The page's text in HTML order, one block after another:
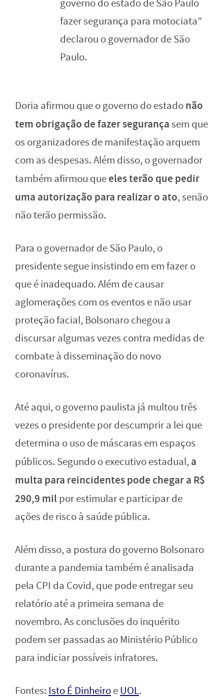
governo do estado de São Paulo
fazer segurança para motociata”
declarou o governador de São
Paulo.
Doria afirmou que o governo do estadonão
tem obrigação de fazer segurançasem que
os organizadores de manifestação arquem
com as despesas. Além disso, o governador
também afirmou queeles terão que pedir
uma autorização para realizar o ato, senão
não terão permissão.
Para o governador de São Paulo, o
presidente segue insistindo em em fazer o
que é inadequado. Além de causar
aglomerações com os eventos e não usar
proteção facial, Bolsonaro chegou a
discursar algumas vezes contra medidas de
combate à disseminação do novo
coronavírus.
Até aqui, o governo paulista já multou três
vezes o presidente por descumprir a lei que
determina o uso de máscaras em espaços
públicos. Segundo o executivo estadual, a
multa para reincidentes pode chegar a R$
290,9 mil por estimular e participar de
ações de risco à saúde pública.
Além disso, a postura do governo Bolsonaro
durante a pandemia também é analisada
pela CPI da Covid, que pode entregar seu
relatório até a primeira semana de
novembro. As conclusões do inquérito
podem ser passadas ao Ministério Público
para indiciar possíveis infratores.
Fontes: Isto É DinheiroeUOL.